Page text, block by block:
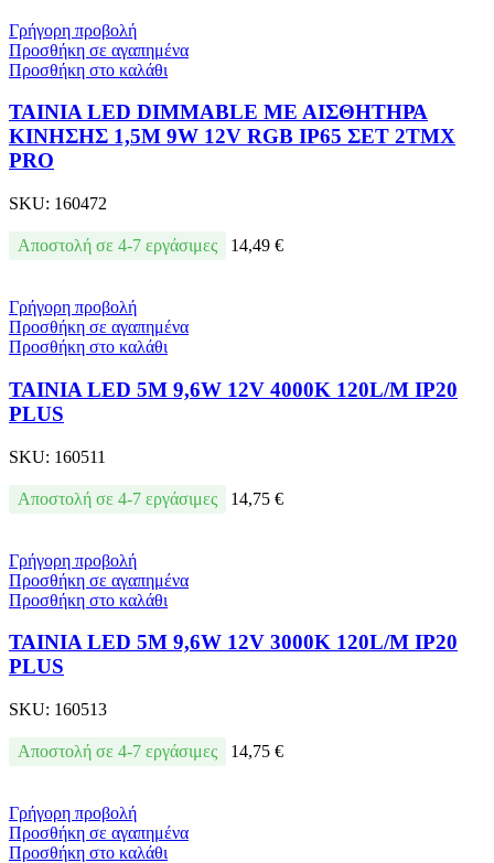
Γρήγορη προβολή
Προσθήκη σε αγαπημένα
Προσθήκη στο καλάθι
ΤΑΙΝΙΑ LED DIMMABLE ΜΕ ΑΙΣΘΗΤΗΡΑ
ΚΙΝΗΣΗΣ 1,5M 9W 12V RGB IP65 ΣΕΤ 2ΤΜΧ
PRO
SKU: 160472
Αποστολή σε 4-7 εργάσιμες 14,49 €
Γρήγορη προβολή
Προσθήκη σε αγαπημένα
Προσθήκη στο καλάθι
ΤΑΙΝΙΑ LED 5M 9,6W 12V 4000K 120L/M IP20
PLUS
SKU: 160511
Αποστολή σε 4-7 εργάσιμες 14,75 €
Γρήγορη προβολή
Προσθήκη σε αγαπημένα
Προσθήκη στο καλάθι
ΤΑΙΝΙΑ LED 5M 9,6W 12V 3000K 120L/M IP20
PLUS
SKU: 160513
Αποστολή σε 4-7 εργάσιμες 14,75 €
Γρήγορη προβολή
Προσθήκη σε αγαπημένα
Προσθήκη στο καλάθι